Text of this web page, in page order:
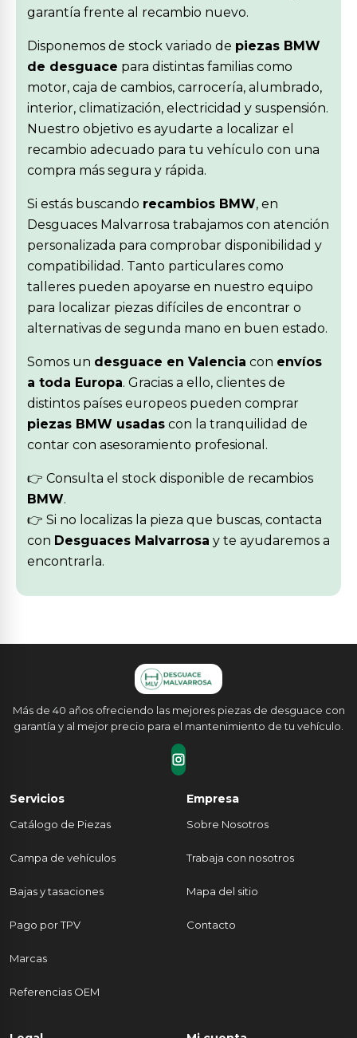
garantía frente al recambio nuevo.
Disponemos de stock variado de piezas BMW
de desguace para distintas familias como
motor, caja de cambios, carrocería, alumbrado,
interior, climatización, electricidad y suspensión.
Nuestro objetivo es ayudarte a localizar el
recambio adecuado para tu vehículo con una
compra más segura y rápida.
Si estás buscando recambios BMW, en
Desguaces Malvarrosa trabajamos con atención
personalizada para comprobar disponibilidad y
compatibilidad. Tanto particulares como
talleres pueden apoyarse en nuestro equipo
para localizar piezas difíciles de encontrar o
alternativas de segunda mano en buen estado.
Somos un desguace en Valencia con envíos
a toda Europa. Gracias a ello, clientes de
distintos países europeos pueden comprar
piezas BMW usadas con la tranquilidad de
contar con asesoramiento profesional.
👉 Consulta el stock disponible de recambios
BMW.
👉 Si no localizas la pieza que buscas, contacta
con Desguaces Malvarrosa y te ayudaremos a
encontrarla.
Más de 40 años ofreciendo las mejores piezas de desguace con
garantía y al mejor precio para el mantenimiento de tu vehículo.
Servicios
Catálogo de Piezas
Campa de vehículos
Bajas y tasaciones
Pago por TPV
Marcas
Referencias OEM
Empresa
Sobre Nosotros
Trabaja con nosotros
Mapa del sitio
Contacto